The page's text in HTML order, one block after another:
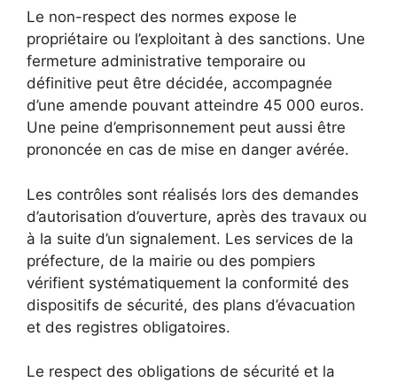
Le non-respect des normes expose le
propriétaire ou l’exploitant à des sanctions. Une
fermeture administrative temporaire ou
définitive peut être décidée, accompagnée
d’une amende pouvant atteindre 45 000 euros.
Une peine d’emprisonnement peut aussi être
prononcée en cas de mise en danger avérée.
Les contrôles sont réalisés lors des demandes
d’autorisation d’ouverture, après des travaux ou
à la suite d’un signalement. Les services de la
préfecture, de la mairie ou des pompiers
vérifient systématiquement la conformité des
dispositifs de sécurité, des plans d’évacuation
et des registres obligatoires.
Le respect des obligations de sécurité et la